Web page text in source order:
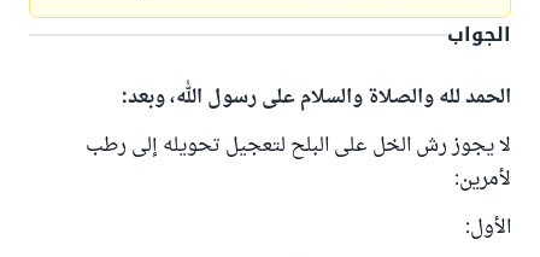
الجواب
الحمد لله والصلاة والسلام على رسول الله، وبعد:
لا يجوز رش الخل على البلح لتعجيل تحويله إلى رطب
لأمرين:
الأول: